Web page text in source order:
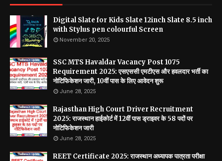
Digital Slate for Kids Slate 12inch Slate 8.5 inch
with Stylus pen colourful Screen
November 20, 2025
SSC MTS Havaldar Vacancy Post 1075
Requirement 2025: एसएससी एमटीएस और हवलदार भर्ती का
नोटिफिकेशन जारी, 10वीं पास के लिए आवेदन शुरू
June 28, 2025
Rajasthan High Court Driver Recruitment
2025: राजस्थान हाईकोर्ट में 12वीं पास ड्राइवर के 58 पदों पर
नोटिफिकेशन जारी
June 28, 2025
REET Certificate 2025: राजस्थान अध्यापक पात्रता परीक्षा